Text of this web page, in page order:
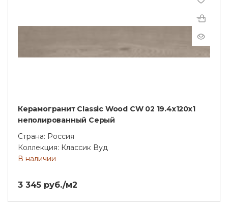
Керамогранит Classic Wood CW 02 19.4x120x1
неполированный Серый
Страна: Россия
Коллекция: Классик Вуд
В наличии
3 345 руб./м2